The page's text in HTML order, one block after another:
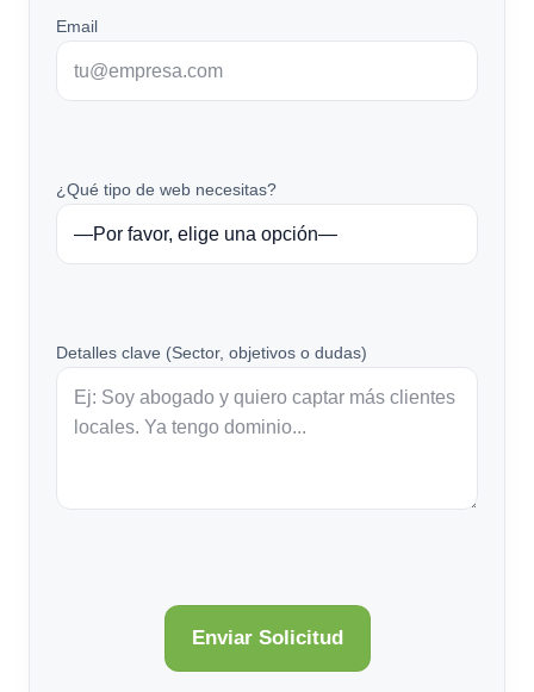
Email
¿Qué tipo de web necesitas?
Detalles clave (Sector, objetivos o dudas)